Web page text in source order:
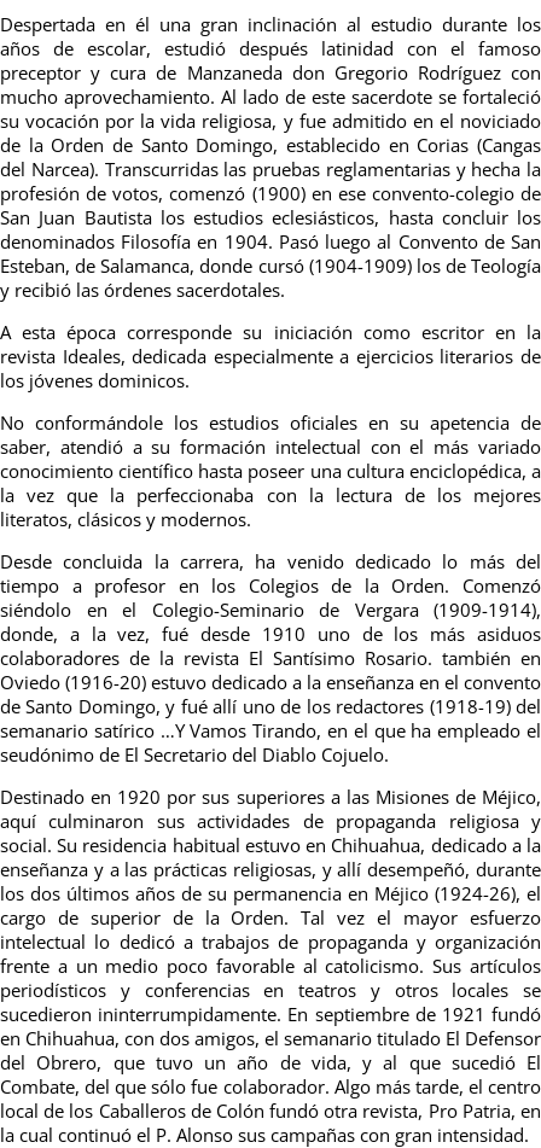
Despertada en él una gran inclinación al estudio durante los
años de escolar, estudió después latinidad con el famoso
preceptor y cura de Manzaneda don Gregorio Rodríguez con
mucho aprovechamiento. Al lado de este sacerdote se fortaleció
su vocación por la vida religiosa, y fue admitido en el noviciado
de la Orden de Santo Domingo, establecido en Corias (Cangas
del Narcea). Transcurridas las pruebas reglamentarias y hecha la
profesión de votos, comenzó (1900) en ese convento-colegio de
San Juan Bautista los estudios eclesiásticos, hasta concluir los
denominados Filosofía en 1904. Pasó luego al Convento de San
Esteban, de Salamanca, donde cursó (1904-1909) los de Teología
y recibió las órdenes sacerdotales.
A esta época corresponde su iniciación como escritor en la
revista Ideales, dedicada especialmente a ejercicios literarios de
los jóvenes dominicos.
No conformándole los estudios oficiales en su apetencia de
saber, atendió a su formación intelectual con el más variado
conocimiento científico hasta poseer una cultura enciclopédica, a
la vez que la perfeccionaba con la lectura de los mejores
literatos, clásicos y modernos.
Desde concluida la carrera, ha venido dedicado lo más del
tiempo a profesor en los Colegios de la Orden. Comenzó
siéndolo en el Colegio-Seminario de Vergara (1909-1914),
donde, a la vez, fué desde 1910 uno de los más asiduos
colaboradores de la revista El Santísimo Rosario. también en
Oviedo (1916-20) estuvo dedicado a la enseñanza en el convento
de Santo Domingo, y fué allí uno de los redactores (1918-19) del
semanario satírico …Y Vamos Tirando, en el que ha empleado el
seudónimo de El Secretario del Diablo Cojuelo.
Destinado en 1920 por sus superiores a las Misiones de Méjico,
aquí culminaron sus actividades de propaganda religiosa y
social. Su residencia habitual estuvo en Chihuahua, dedicado a la
enseñanza y a las prácticas religiosas, y allí desempeñó, durante
los dos últimos años de su permanencia en Méjico (1924-26), el
cargo de superior de la Orden. Tal vez el mayor esfuerzo
intelectual lo dedicó a trabajos de propaganda y organización
frente a un medio poco favorable al catolicismo. Sus artículos
periodísticos y conferencias en teatros y otros locales se
sucedieron ininterrumpidamente. En septiembre de 1921 fundó
en Chihuahua, con dos amigos, el semanario titulado El Defensor
del Obrero, que tuvo un año de vida, y al que sucedió El
Combate, del que sólo fue colaborador. Algo más tarde, el centro
local de los Caballeros de Colón fundó otra revista, Pro Patria, en
la cual continuó el P. Alonso sus campañas con gran intensidad.